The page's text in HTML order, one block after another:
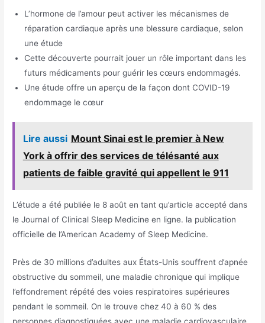
L’hormone de l’amour peut activer les mécanismes de
réparation cardiaque après une blessure cardiaque, selon
une étude
Cette découverte pourrait jouer un rôle important dans les
futurs médicaments pour guérir les cœurs endommagés.
Une étude offre un aperçu de la façon dont COVID-19
endommage le cœur
Lire aussi Mount Sinai est le premier à New
York à offrir des services de télésanté aux
patients de faible gravité qui appellent le 911
L’étude a été publiée le 8 août en tant qu’article accepté dans
le Journal of Clinical Sleep Medicine en ligne. la publication
officielle de l’American Academy of Sleep Medicine.
Près de 30 millions d’adultes aux États-Unis souffrent d’apnée
obstructive du sommeil, une maladie chronique qui implique
l’effondrement répété des voies respiratoires supérieures
pendant le sommeil. On le trouve chez 40 à 60 % des